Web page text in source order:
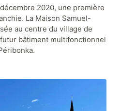
2020, une première
La Maison Samuel-
au centre du village de
bâtiment multifonctionnel